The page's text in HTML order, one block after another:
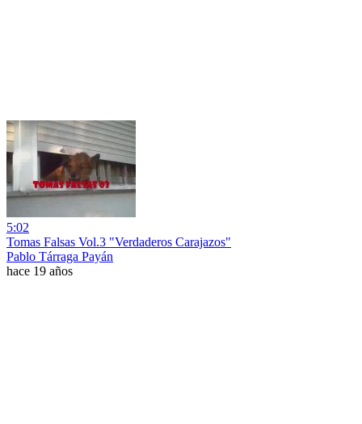
5:02
Tomas Falsas Vol.3 "Verdaderos Carajazos"
Pablo Tárraga Payán
hace 19 años